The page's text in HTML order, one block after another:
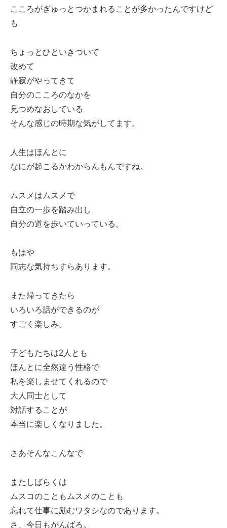
こころがぎゅっとつかまれることが多かったんですけど
も
ちょっとひといきついて
改めて
静寂がやってきて
自分のこころのなかを
見つめなおしている
そんな感じの時期な気がしてます。
人生はほんとに
なにが起こるかわからんもんですね。
ムスメはムスメで
自立の一歩を踏み出し
自分の道を歩いていっている。
もはや
同志な気持ちすらあります。
また帰ってきたら
いろいろ話ができるのが
すごく楽しみ。
子どもたちは2人とも
ほんとに全然違う性格で
私を楽しませてくれるので
大人同士として
対話することが
本当に楽しくなりました。
さあそんなこんなで
またしばらくは
ムスコのこともムスメのことも
忘れて仕事に励むワタシなのであります。
さ、今日もがんばろ。